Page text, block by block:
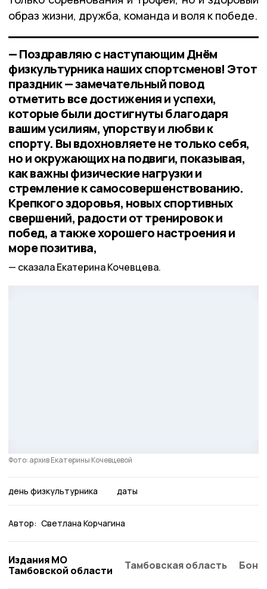
образ жизни, дружба, команда и воля к победе.
— Поздравляю с наступающим Днём
физкультурника наших спортсменов! Этот
праздник — замечательный повод
отметить все достижения и успехи,
которые были достигнуты благодаря
вашим усилиям, упорству и любви к
спорту. Вы вдохновляете не только себя,
но и окружающих на подвиги, показывая,
как важны физические нагрузки и
стремление к самосовершенствованию.
Крепкого здоровья, новых спортивных
свершений, радости от тренировок и
побед, а также хорошего настроения и
море позитива,
сказала Екатерина Кочевцева.
Фото: архив Екатерины Кочевцевой
день физкультурника даты
Автор: Светлана Корчагина
Издания МО
Тамбовской области
Тамбовская область